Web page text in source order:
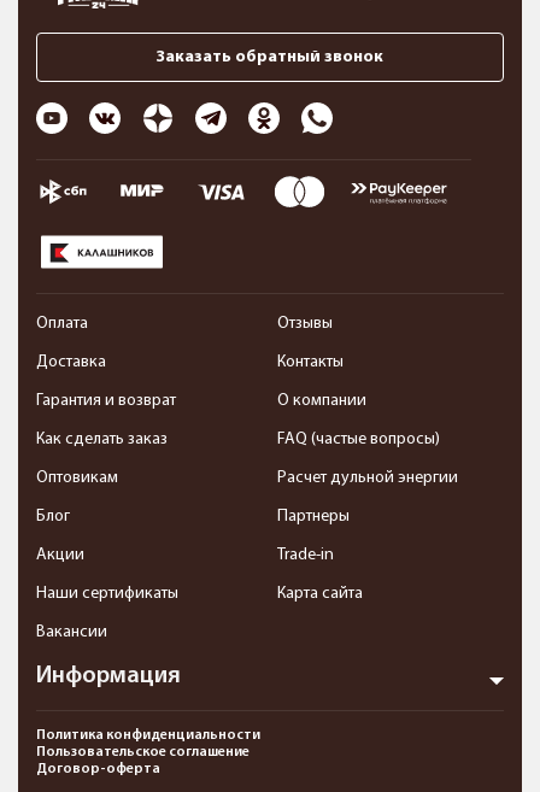
Заказать обратный звонок
Информация
Оплата
Доставка
Гарантия и возврат
Как сделать заказ
Оптовикам
Блог
Акции
Наши сертификаты
Вакансии
Отзывы
Контакты
О компании
FAQ (частые вопросы)
Расчет дульной энергии
Партнеры
Trade-in
Карта сайта
Политика конфиденциальности
Пользовательское соглашение
Договор-оферта